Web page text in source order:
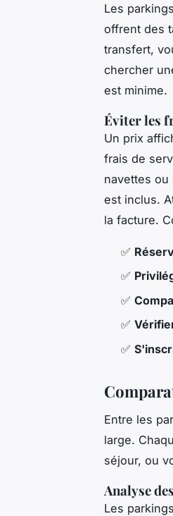
Les
offrent des
transfert,
chercher
est minime.
Éviter les
Un prix
frais de
navettes ou
est inclus.
la facture.
✅
✅
✅
✅
✅
Entre les
large.
séjour, ou
Analyse
Les